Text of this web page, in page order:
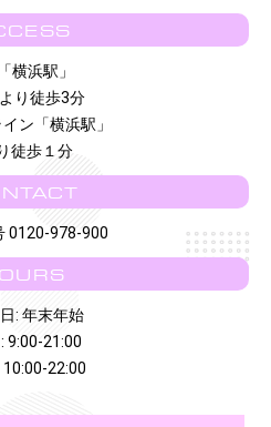
横浜駅」
り徒歩3分
ン「横浜駅」
徒歩１分
0120-978-900
: 年末年始
9:00-21:00
10:00-22:00